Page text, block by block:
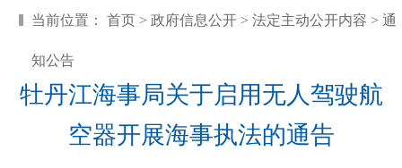
当前位置： 首页 > 政府信息公开 > 法定主动公开内容 > 通
知公告
牡丹江海事局关于启用无人驾驶航
空器开展海事执法的通告